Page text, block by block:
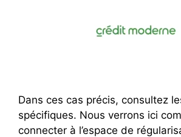
Dans ces cas précis, consultez
spécifiques. Nous verrons ici
connecter à l’espace de